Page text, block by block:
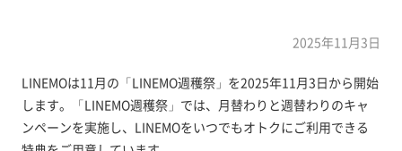
2025年11月3日
LINEMOは11月の「LINEMO週穫祭」を2025年11月3日から開始
します。「LINEMO週穫祭」では、月替わりと週替わりのキャ
ンペーンを実施し、LINEMOをいつでもオトクにご利用できる